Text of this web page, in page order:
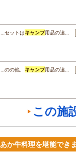
…セットはキャンプ用品の追…
…のの他、 キャンプ用品の追…
この施
か牛料理を堪能でき